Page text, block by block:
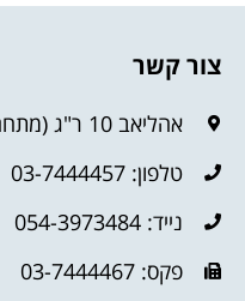
צור קשר
אהליאב 10 ר"ג (מתחם הבורסה)
טלפון: 03-7444457
נייד: 054-3973484
פקס: 03-7444467